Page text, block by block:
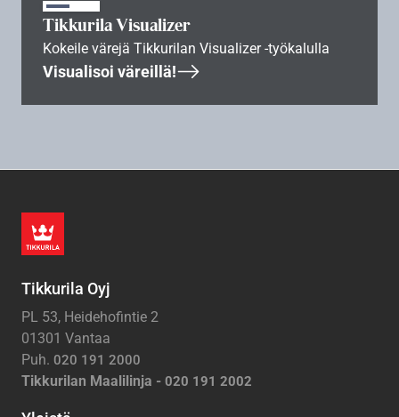
Tikkurila Visualizer
Kokeile värejä Tikkurilan Visualizer -työkalulla
Visualisoi väreillä!
Tikkurila Oyj
PL 53, Heidehofintie 2
01301 Vantaa
Puh. 020 191 2000
Tikkurilan Maalilinja - 020 191 2002